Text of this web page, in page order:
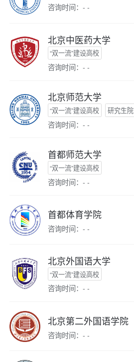
咨询时间：- -
北京中医药大学
“双一流”建设高校
咨询时间：- -
北京师范大学
“双一流”建设高校 研究生院
咨询时间：- -
首都师范大学
“双一流”建设高校
咨询时间：- -
首都体育学院
咨询时间：- -
北京外国语大学
“双一流”建设高校
咨询时间：- -
北京第二外国语学院
咨询时间：- -